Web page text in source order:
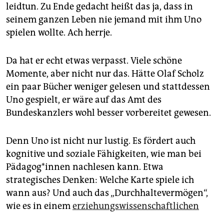
leidtun. Zu Ende gedacht heißt das ja, dass in
seinem ganzen Leben nie jemand mit ihm Uno
spielen wollte. Ach herrje.
Da hat er echt etwas verpasst. Viele schöne
Momente, aber nicht nur das. Hätte Olaf Scholz
ein paar Bücher weniger gelesen und stattdessen
Uno gespielt, er wäre auf das Amt des
Bundeskanzlers wohl besser vorbereitet gewesen.
Denn Uno ist nicht nur lustig. Es fördert auch
kognitive und soziale Fähigkeiten, wie man bei
Päd­ago­g*in­nen nachlesen kann. Etwa
strategisches Denken: Welche Karte spiele ich
wann aus? Und auch das „Durchhaltevermögen“,
wie es in einemerziehungswissenschaftlichen